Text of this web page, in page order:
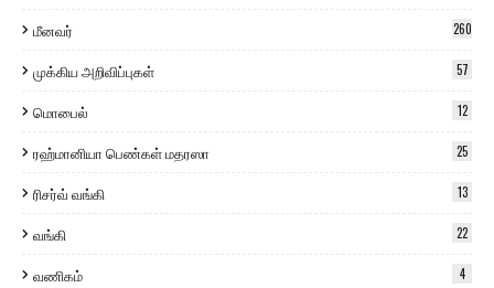
மீனவர் 260
முக்கிய அறிவிப்புகள் 57
மொபைல் 12
ரஹ்மானியா பெண்கள் மதரஸா 25
ரிசர்வ் வங்கி 13
வங்கி 22
வணிகம் 4